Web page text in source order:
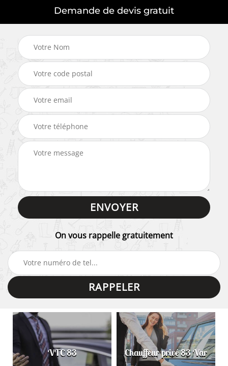
Demande de devis gratuit
On vous rappelle gratuitement
VTC 83 Chauffeur privé 83 Var